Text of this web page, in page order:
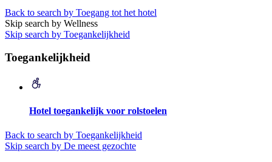
Back to search by Toegang tot het hotel
Skip search by Wellness
Skip search by Toegankelijkheid
Toegankelijkheid
Hotel toegankelijk voor rolstoelen
Back to search by Toegankelijkheid
Skip search by De meest gezochte